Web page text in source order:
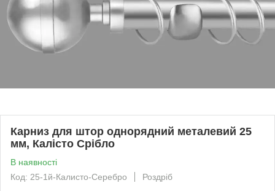
Карниз для штор однорядний металевий 25
мм, Калісто Срібло
В наявності
Код: 25-1й-Калисто-Серебро
Роздріб